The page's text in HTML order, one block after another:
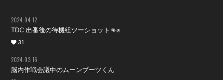
2024.04.12
TDC 出番後の待機組ツーショット👊✊
31
2024.03.16
脳内作戦会議中のムーンブーツくん